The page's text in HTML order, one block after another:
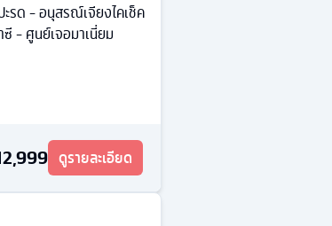
รด - อนุสรณ์เจียงไคเช็ค
- ศูนย์เจอมาเนี่ยม
ดูรายละเอียด